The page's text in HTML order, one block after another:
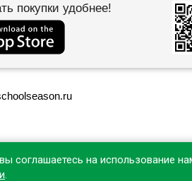
покупки удобнее!
соглашаетесь на использование
.